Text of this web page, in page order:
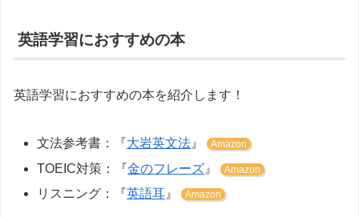
英語学習におすすめの本
英語学習におすすめの本を紹介します！
文法参考書：『大岩英文法』 Amazon
TOEIC対策：『金のフレーズ 』 Amazon
リスニング：『英語耳 』 Amazon